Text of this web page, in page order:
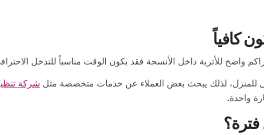
كافياً
واضح للأتربة داخل الأنسجة فقد يكون الوقت مناسباً للتدخل
للمنزل، لذلك يبحث بعض العملاء عن خدمات متخصصة مثل شركة
واحدة.